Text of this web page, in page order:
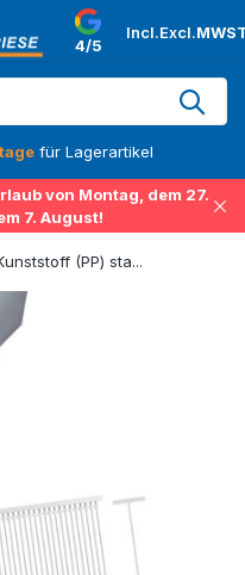
4/5
Incl.Excl.
für Lagerartikel
von Montag, dem 27.
7. August!
(PP) sta...